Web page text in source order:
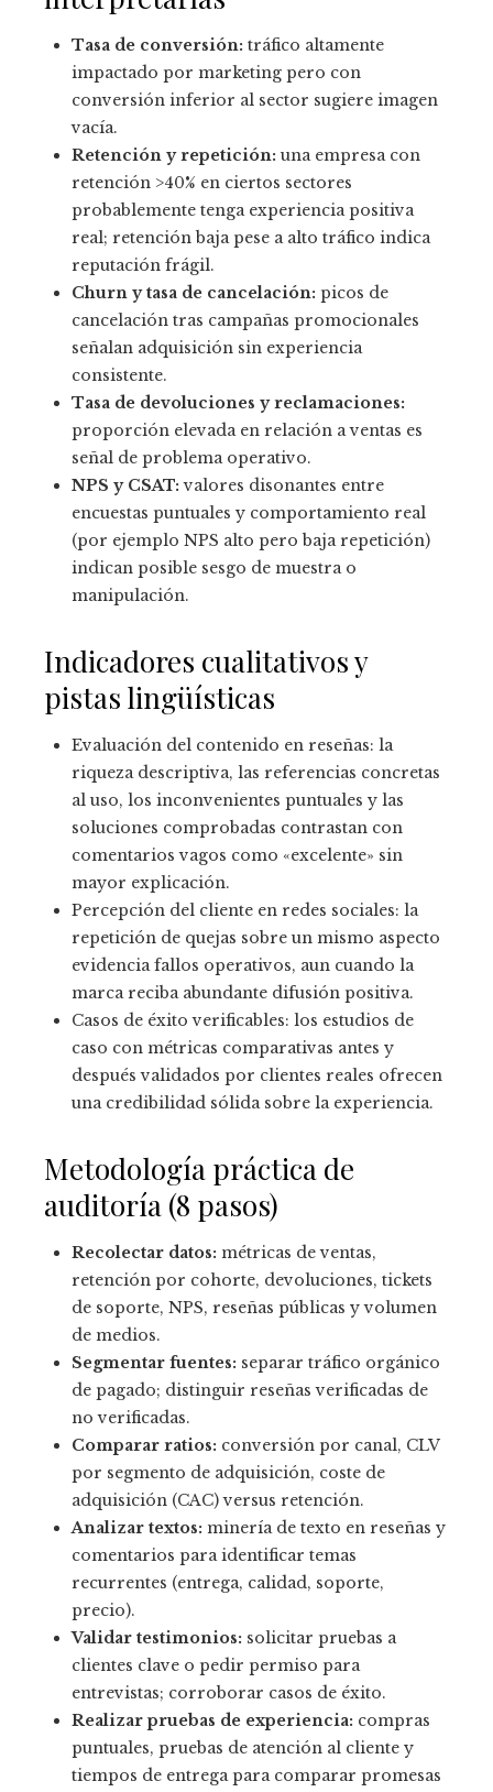
Tasa de conversión: tráfico altamente
impactado por marketing pero con
conversión inferior al sector sugiere imagen
vacía.
Retención y repetición: una empresa con
retención >40% en ciertos sectores
probablemente tenga experiencia positiva
real; retención baja pese a alto tráfico indica
reputación frágil.
Churn y tasa de cancelación: picos de
cancelación tras campañas promocionales
señalan adquisición sin experiencia
consistente.
Tasa de devoluciones y reclamaciones:
proporción elevada en relación a ventas es
señal de problema operativo.
NPS y CSAT: valores disonantes entre
encuestas puntuales y comportamiento real
(por ejemplo NPS alto pero baja repetición)
indican posible sesgo de muestra o
manipulación.
Indicadores cualitativos y
pistas lingüísticas
Evaluación del contenido en reseñas: la
riqueza descriptiva, las referencias concretas
al uso, los inconvenientes puntuales y las
soluciones comprobadas contrastan con
comentarios vagos como «excelente» sin
mayor explicación.
Percepción del cliente en redes sociales: la
repetición de quejas sobre un mismo aspecto
evidencia fallos operativos, aun cuando la
marca reciba abundante difusión positiva.
Casos de éxito verificables: los estudios de
caso con métricas comparativas antes y
después validados por clientes reales ofrecen
una credibilidad sólida sobre la experiencia.
Metodología práctica de
auditoría (8 pasos)
Recolectar datos: métricas de ventas,
retención por cohorte, devoluciones, tickets
de soporte, NPS, reseñas públicas y volumen
de medios.
Segmentar fuentes: separar tráfico orgánico
de pagado; distinguir reseñas verificadas de
no verificadas.
Comparar ratios: conversión por canal, CLV
por segmento de adquisición, coste de
adquisición (CAC) versus retención.
Analizar textos: minería de texto en reseñas y
comentarios para identificar temas
recurrentes (entrega, calidad, soporte,
precio).
Validar testimonios: solicitar pruebas a
clientes clave o pedir permiso para
entrevistas; corroborar casos de éxito.
Realizar pruebas de experiencia: compras
puntuales, pruebas de atención al cliente y
tiempos de entrega para comparar promesas